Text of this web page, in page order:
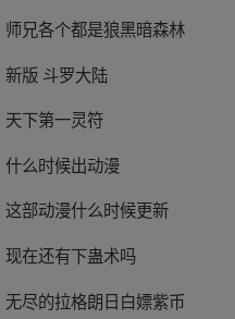
师兄各个都是狼黑暗森林
新版 斗罗大陆
天下第一灵符
什么时候出动漫
这部动漫什么时候更新
现在还有下蛊术吗
无尽的拉格朗日白嫖紫币